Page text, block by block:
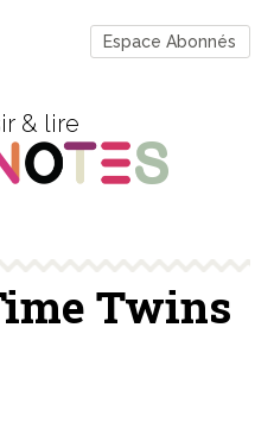
Espace Abonnés
& lire
Twins